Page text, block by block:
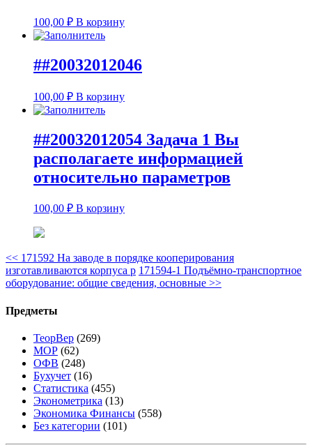
100,00 ₽ В корзину
##20032012046
100,00 ₽ В корзину
##20032012054 Задача 1 Вы
располагаете информацией
относительно параметров
100,00 ₽ В корзину
<< 171592 На заводе в порядке кооперирования
изготавливаются корпуса р 171594-1 Подъёмно-транспортное
оборудование: общие сведения, основные >>
Предметы
ТеорВер (269)
МОР (62)
ОФВ (248)
Бухучет (16)
Статистика (455)
Эконометрика (13)
Экономика Финансы (558)
Без категории (101)